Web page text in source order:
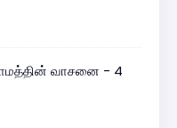
வாசனை - 4